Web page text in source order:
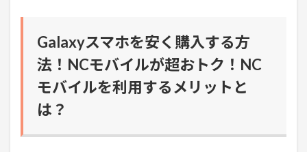
Galaxyスマホを安く購入する方
法！NCモバイルが超おトク！NC
モバイルを利用するメリットと
は？